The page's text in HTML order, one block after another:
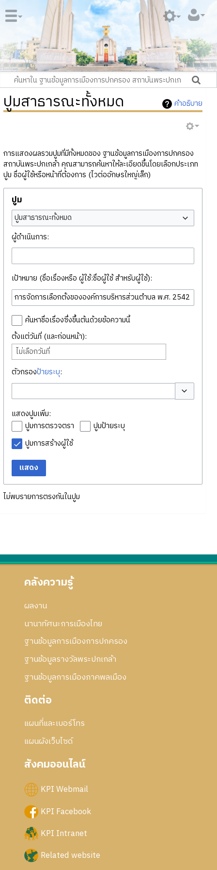
คำอธิบาย
ปูมสาธารณะทั้งหมด
การแสดงผลรวมปูมที่มีทั้งหมดของ ฐานข้อมูลการเมืองการปกครอง
สถาบันพระปกเกล้า คุณสามารถค้นหาให้ละเอียดขึ้นโดยเลือกประเภท
ปูม ชื่อผู้ใช้หรือหน้าที่ต้องการ (ไวต่ออักษรใหญ่เล็ก)
ปูม
ปูมสาธารณะทั้งหมด
ผู้ดำเนินการ:
เป้าหมาย (ชื่อเรื่องหรือ ผู้ใช้:ชื่อผู้ใช้ สำหรับผู้ใช้):
ค้นหาชื่อเรื่องซึ่งขึ้นต้นด้วยข้อความนี้
ตั้งแต่วันที่ (และก่อนหน้า):
ไม่เลือกวันที่
ตัวกรองป้ายระบุ:
สลับตัวเลือก
แสดงปูมเพิ่ม:
ปูมการตรวจตรา
ปูมป้ายระบุ
ปูมการสร้างผู้ใช้
แสดง
ไม่พบรายการตรงกันในปูม
คลังความรู้
ผลงาน
นานาทัศนะการเมืองไทย
ฐานข้อมูลการเมืองการปกครอง
ฐานข้อมูลรางวัลพระปกเกล้า
ฐานข้อมูลการเมืองภาคพลเมือง
ติดต่อ
แผนที่และเบอร์โทร
แผนผังเว็บไซด์
สังคมออนไลน์
KPI Webmail
KPI Facebook
KPI Intranet
Related website